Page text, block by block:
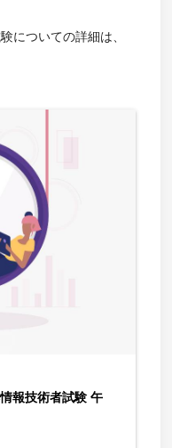
についての詳細は、
報技術者試験 午